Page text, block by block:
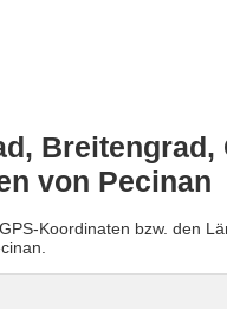
Breitengrad,
von Pecinan
Koordinaten bzw. den